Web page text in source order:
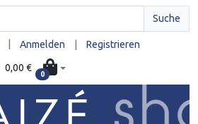
Suche
Anmelden Registrieren
0,00 €
0